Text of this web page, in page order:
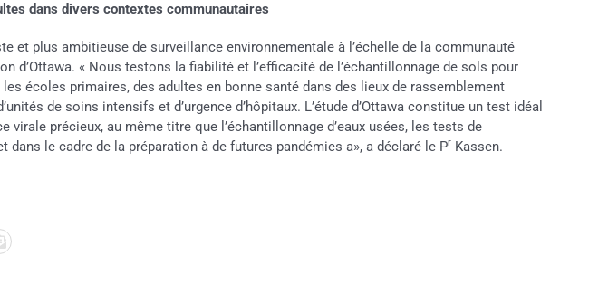
dans divers contextes communautaires
et plus ambitieuse de surveillance environnementale à l’échelle de la communauté
d’Ottawa. « Nous testons la fiabilité et l’efficacité de l’échantillonnage de sols pour
écoles primaires, des adultes en bonne santé dans des lieux de rassemblement
de soins intensifs et d’urgence d’hôpitaux. L’étude d’Ottawa constitue un test idéal
précieux, au même titre que l’échantillonnage d’eaux usées, les tests de
le cadre de la préparation à de futures pandémies a», a déclaré le PrKassen.